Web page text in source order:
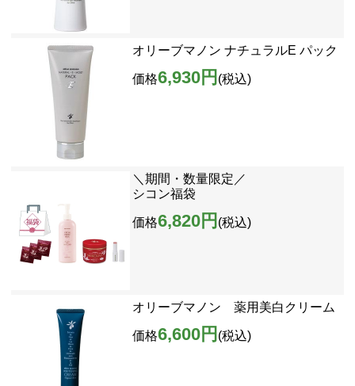
オリーブマノン ナチュラルE パック
価格6,930円 (税込)
＼期間・数量限定／
シコン福袋
価格6,820円 (税込)
オリーブマノン 薬用美白クリーム
価格6,600円 (税込)